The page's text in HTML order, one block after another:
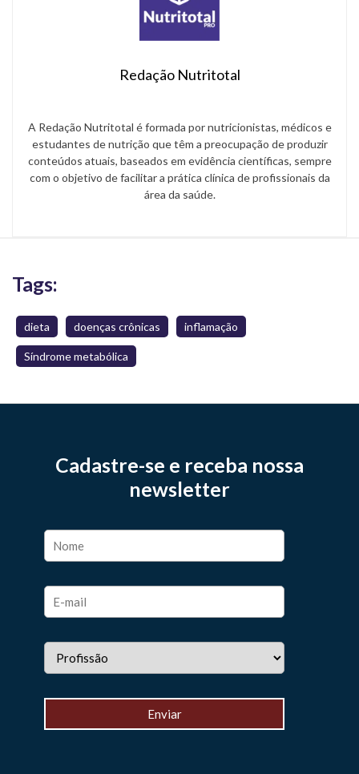
Redação Nutritotal
A Redação Nutritotal é formada por nutricionistas, médicos e
estudantes de nutrição que têm a preocupação de produzir
conteúdos atuais, baseados em evidência científicas, sempre
com o objetivo de facilitar a prática clínica de profissionais da
área da saúde.
Tags:
dieta doenças crônicas inflamação
Síndrome metabólica
Cadastre-se e receba nossa
newsletter